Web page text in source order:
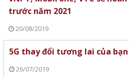
trước năm 2021
20/08/2019
5G thay đổi tương lai của
26/07/2019